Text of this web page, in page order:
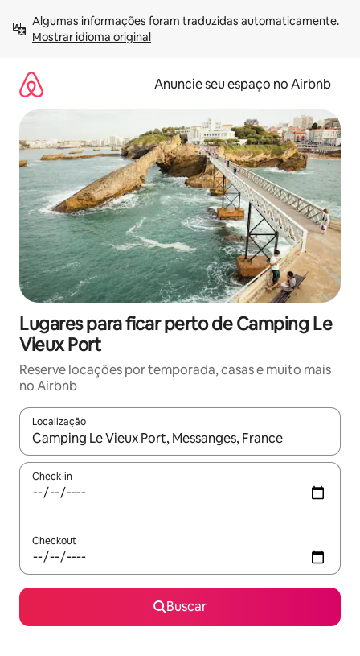
para
Mostrar idioma original
Anuncie seu espaço no Airbnb
Lugares para ficar perto de Camping Le
Vieux Port
Reserve locações por temporada, casas e muito mais
no Airbnb
Localização
Quando os resultados estiverem disponíveis, explore-os
Check-in
Checkout
Buscar